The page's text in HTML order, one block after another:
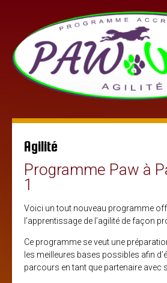
Agilité
Programme Paw à
1
Voici un tout nouveau programme
l’apprentissage de l’agilité de façon
Ce programme se veut une
les meilleures bases possibles afin
parcours en tant que partenaire avec